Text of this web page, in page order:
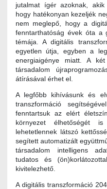
jutalmat ígér azoknak,
hogy hatékonyan kezeljék
nem meglepő, hogy a
fenntarthatóság évek óta a
témája. A digitális
egyetlen útja, egyben a
energiaigénye miatt. A
társadalom
átírásával érhet el.
A legfőbb kihívásunk és
transzformáció
fenntartsuk az elért
környezet élhetőségét
lehetetlennek látszó
segített automatizált
társadalom intelligens
tudatos és
kivitelezhető.
A digitális transzformáció